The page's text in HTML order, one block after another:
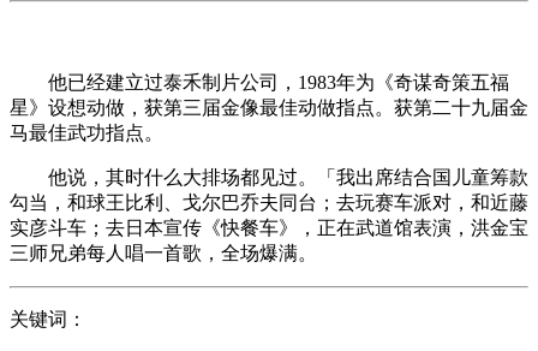
他已经建立过泰禾制片公司，1983年为《奇谋奇策五福
星》设想动做，获第三届金像最佳动做指点。获第二十九届金
马最佳武功指点。
他说，其时什么大排场都见过。「我出席结合国儿童筹款
勾当，和球王比利、戈尔巴乔夫同台；去玩赛车派对，和近藤
实彦斗车；去日本宣传《快餐车》，正在武道馆表演，洪金宝
三师兄弟每人唱一首歌，全场爆满。
关键词：